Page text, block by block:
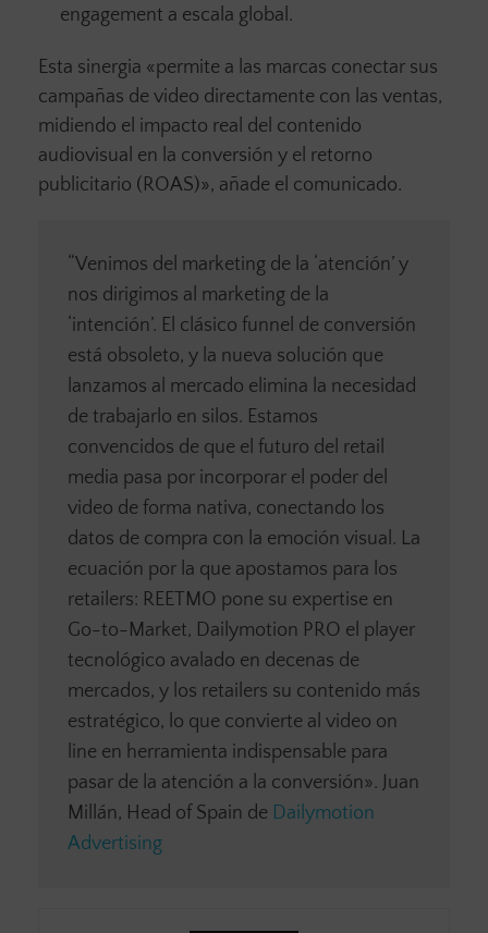
engagement a escala global.
Esta sinergia «permite a las marcas conectar sus
campañas de video directamente con las ventas,
midiendo el impacto real del contenido
audiovisual en la conversión y el retorno
publicitario (ROAS)», añade el comunicado.
“Venimos del marketing de la ‘atención’ y
nos dirigimos al marketing de la
‘intención’. El clásico funnel de conversión
está obsoleto, y la nueva solución que
lanzamos al mercado elimina la necesidad
de trabajarlo en silos. Estamos
convencidos de que el futuro del retail
media pasa por incorporar el poder del
video de forma nativa, conectando los
datos de compra con la emoción visual. La
ecuación por la que apostamos para los
retailers: REETMO pone su expertise en
Go-to-Market, Dailymotion PRO el player
tecnológico avalado en decenas de
mercados, y los retailers su contenido más
estratégico, lo que convierte al video on
line en herramienta indispensable para
pasar de la atención a la conversión». Juan
Millán, Head of Spain de Dailymotion
Advertising